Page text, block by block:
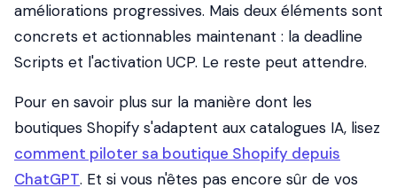
améliorations progressives. Mais deux éléments sont
concrets et actionnables maintenant : la deadline
Scripts et l'activation UCP. Le reste peut attendre.
Pour en savoir plus sur la manière dont les
boutiques Shopify s'adaptent aux catalogues IA, lisez
comment piloter sa boutique Shopify depuis
ChatGPT. Et si vous n'êtes pas encore sûr de vos